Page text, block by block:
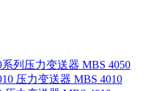
系列压力变送器 MBS 4050